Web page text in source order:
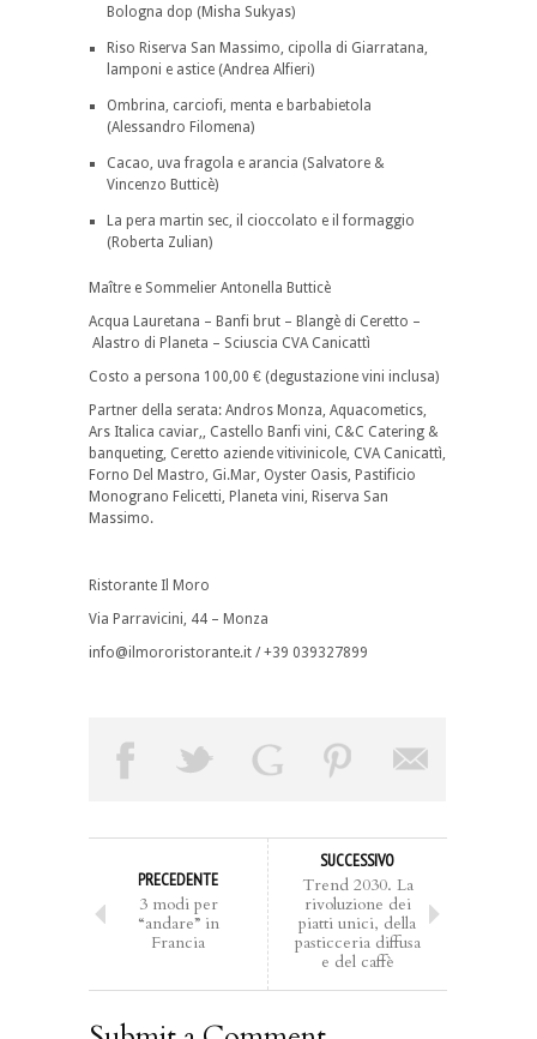
Bologna dop (Misha Sukyas)
Riso Riserva San Massimo, cipolla di Giarratana,
lamponi e astice (Andrea Alfieri)
Ombrina, carciofi, menta e barbabietola
(Alessandro Filomena)
Cacao, uva fragola e arancia (Salvatore &
Vincenzo Butticè)
La pera martin sec, il cioccolato e il formaggio
(Roberta Zulian)
Maître e Sommelier Antonella Butticè
Acqua Lauretana – Banfi brut – Blangè di Ceretto –
Alastro di Planeta – Sciuscia CVA Canicattì
Costo a persona 100,00 € (degustazione vini inclusa)
Partner della serata: Andros Monza, Aquacometics,
Ars Italica caviar,, Castello Banfi vini, C&C Catering &
banqueting, Ceretto aziende vitivinicole, CVA Canicattì,
Forno Del Mastro, Gi.Mar, Oyster Oasis, Pastificio
Monograno Felicetti, Planeta vini, Riserva San
Massimo.
Ristorante Il Moro
Via Parravicini, 44 – Monza
info@ilmororistorante.it / +39 039327899
PRECEDENTE
3 modi per
“andare” in
Francia
SUCCESSIVO
Trend 2030. La
rivoluzione dei
piatti unici, della
pasticceria diffusa
e del caffè